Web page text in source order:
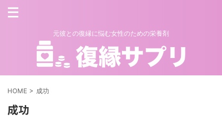
元彼との復縁に悩む女性のための栄養剤
HOME > 成功
成功